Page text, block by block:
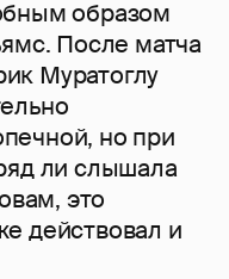
образом
После матча
Муратоглу
но при
ли слышала
это
действовал и